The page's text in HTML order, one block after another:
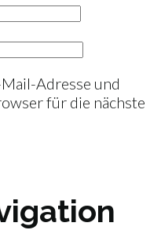
Adresse und
für die nächste